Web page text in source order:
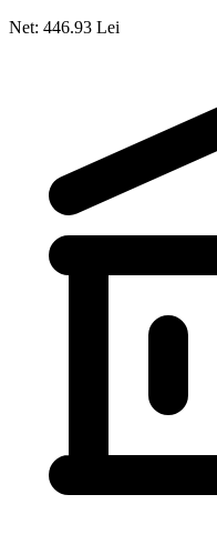
Net: 446.93 Lei